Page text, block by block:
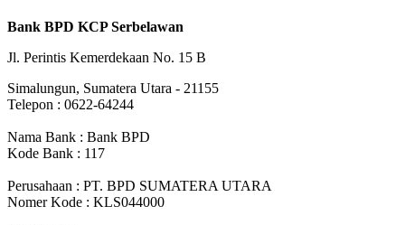
Bank BPD KCP Serbelawan
Jl. Perintis Kemerdekaan No. 15 B
Simalungun, Sumatera Utara - 21155
Telepon : 0622-64244
Nama Bank : Bank BPD
Kode Bank : 117
Perusahaan : PT. BPD SUMATERA UTARA
Nomer Kode : KLS044000